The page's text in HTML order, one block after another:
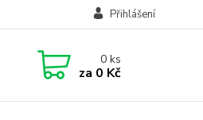
Přihlášení
0ks
za 0 Kč